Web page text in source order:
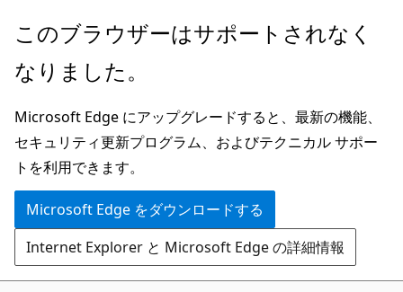
メ
ン
ン
テ
ン
ツ
に
ス
キ
このブラウザーはサポートされなく
なりました。
Microsoft Edge にアップグレードすると、最新の機能、
セキュリティ更新プログラム、およびテクニカル サポー
トを利用できます。
Microsoft Edge をダウンロードする
Internet Explorer と Microsoft Edge の詳細情報